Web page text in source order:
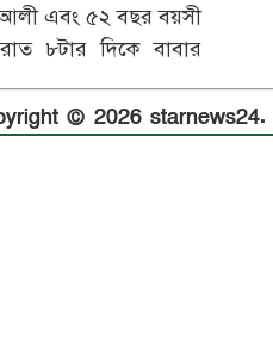
এবং ৫২ বছর বয়সী
৮টার দিকে বাবার
© 2026